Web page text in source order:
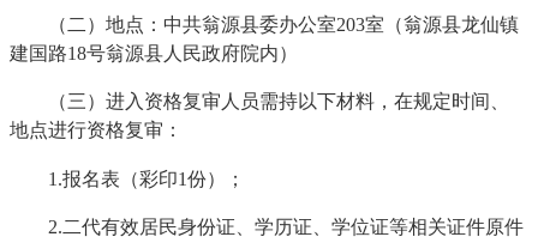
（二）地点：中共翁源县委办公室203室（翁源县龙仙镇
建国路18号翁源县人民政府院内）
（三）进入资格复审人员需持以下材料，在规定时间、
地点进行资格复审：
1.报名表（彩印1份）；
2.二代有效居民身份证、学历证、学位证等相关证件原件